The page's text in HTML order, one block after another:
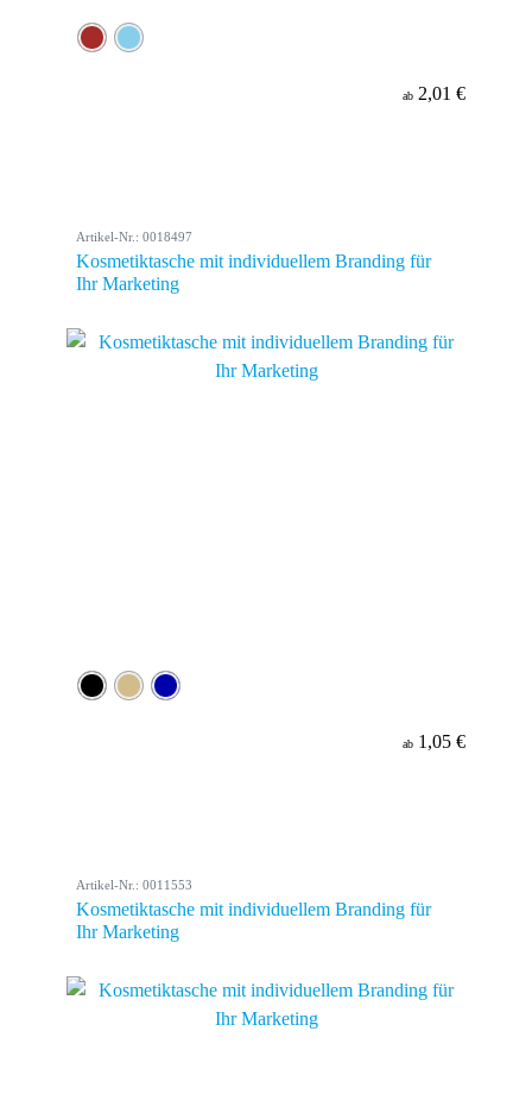
ab 2,01 €
Artikel-Nr.: 0018497
Kosmetiktasche mit individuellem Branding für
Ihr Marketing
ab 1,05 €
Artikel-Nr.: 0011553
Kosmetiktasche mit individuellem Branding für
Ihr Marketing